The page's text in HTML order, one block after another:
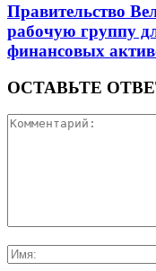
Правительство
рабочую группу
финансовых
ОСТАВЬТЕ